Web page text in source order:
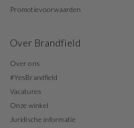
Promotievoorwaarden
Over Brandfield
Over ons
#YesBrandfield
Vacatures
Onze winkel
Juridische informatie